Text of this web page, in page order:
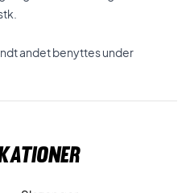
andet benyttes under